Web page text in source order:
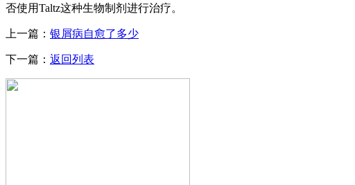
否使用Taltz这种生物制剂进行治疗。
上一篇： 银屑病自愈了多少
下一篇： 返回列表